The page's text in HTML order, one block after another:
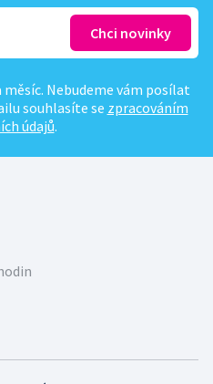
Nebudeme vám posílat
souhlasíte se zpracováním
údajů.